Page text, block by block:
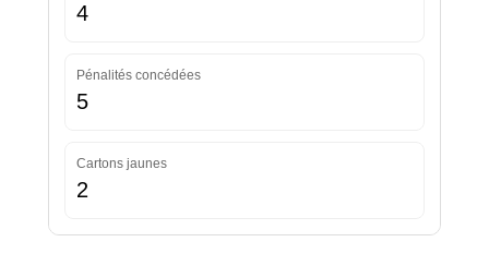
4
Pénalités concédées
5
Cartons jaunes
2